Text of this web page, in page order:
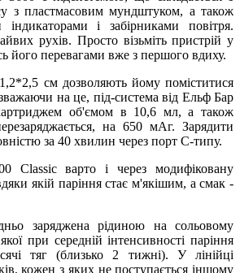
з пластмасовим мундштуком, а також
і забірниками повітря.
рухів. Просто візьміть пристрій у
його перевагами вже з першого вдиху.
см дозволяють йому поміститися
на це, під-система від Ельф Бар
об'ємом в 10,6 мл, а також
на 650 мАг. Зарядити
за 40 хвилин через порт C-типу.
Classic варто і через модифіковану
якій паріння стає м'якішим, а смак -
заряджена рідиною на сольовому
при середній інтенсивності паріння
тяг (близько 2 тижні). У лінійці
кожен з яких не поступається іншому